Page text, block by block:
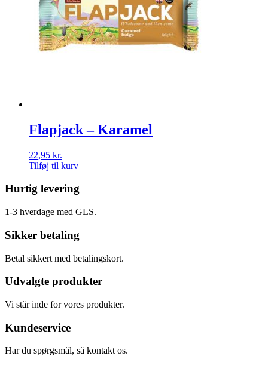
Flapjack – Karamel
22,95 kr.
Tilføj til kurv
Hurtig levering
1-3 hverdage med GLS.
Sikker betaling
Betal sikkert med betalingskort.
Udvalgte produkter
Vi står inde for vores produkter.
Kundeservice
Har du spørgsmål, så kontakt os.